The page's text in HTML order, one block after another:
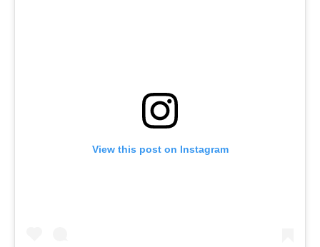
View this post on Instagram